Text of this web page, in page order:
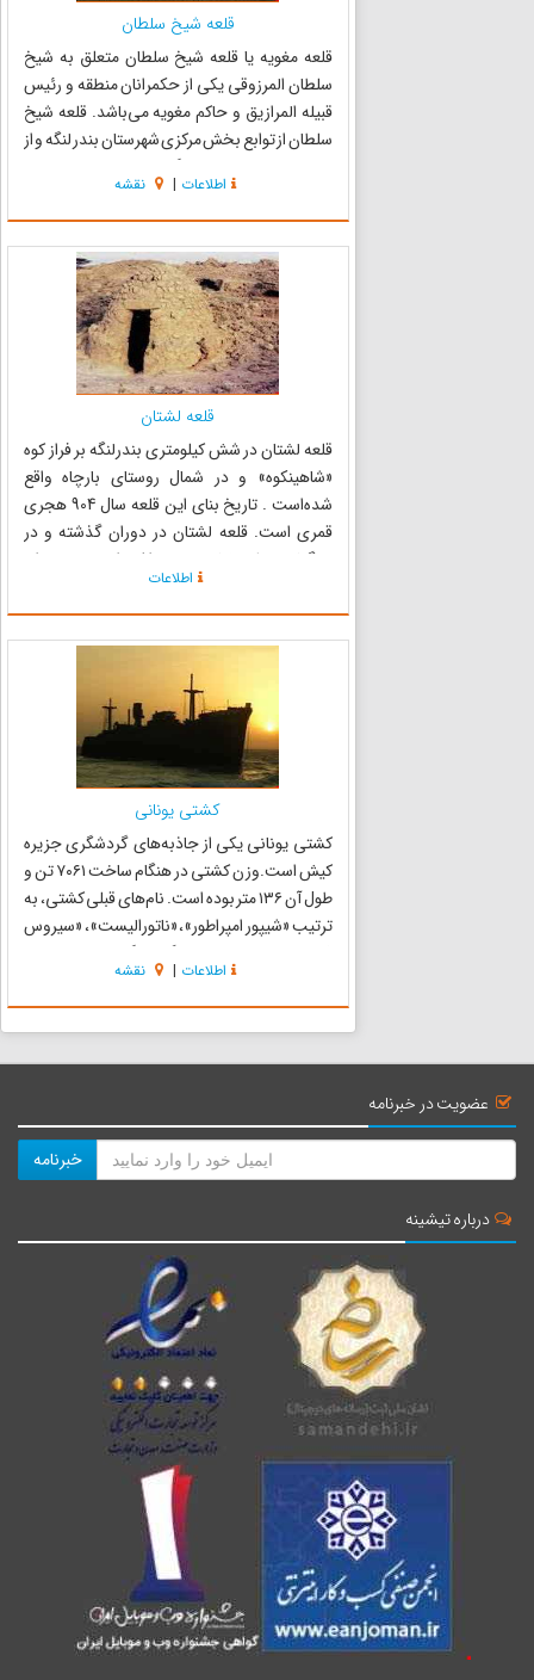
قلعه شیخ سلطان
قلعه مغویه یا قلعه شیخ سلطان متعلق به شیخ
سلطان المرزوقی یکی از حکمرانان منطقه و رئیس
قبیله المرازیق و حاکم مغویه می‌باشد. قلعه شیخ
سلطان از توابع بخش مرکزی شهرستان بندر لنگه و از
نقاط دیدنی استان هرمزگان در جنوب ایران است.
ساخته شده و ...
اطلاعات | نقشه
قلعه لشتان
قلعه لشتان در شش کیلومتری بندرلنگه بر فراز کوه
«شاهینکوه» و در شمال روستای بارچاه واقع
شده‌است . تاریخ بنای این قلعه سال 904 هجری
قمری است. قلعه لشتان در دوران گذشته و در
جنگهای محلی نقش مهمی داشته است. در دوران
قدرت پرتغالی‌ها بر خلیج فارس در محاذات این قلعه
در کرانهٔ دریای کنگ قلعه‌...
اطلاعات
کشتی یونانی
کشتی یونانی یکی از جاذبه‌های گردشگری جزیره
کیش است.وزن کشتی در هنگام ساخت ۷۰۶۱ تن و
طول آن ۱۳۶ متر بوده است. نام‌های قبلی کشتی، به
ترتیب «شیپور امپراطور»، «ناتورالیست»، «سیروس
فارس»، «همدان» و در هنگام به گل نشستن «کولا»
بوده‌است. علت به گل نشستن کشتی همچنان در
پرده‌ای از ابهام است. ح...
اطلاعات | نقشه
عضویت در خبرنامه
خبرنامه
درباره تیشینه